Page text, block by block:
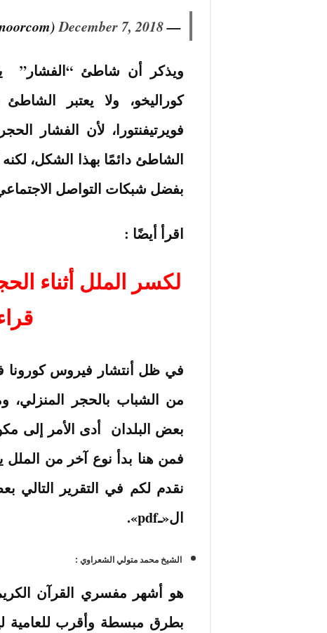
— NoorAldean (@Noonoorcom)
December 7, 2018
ويذكر أن شاطئ “الفشار”
كوراليخو، ولا يعتبر
فويرتيفنتورا، لأن الفشار
الشاطئ دائمًا بهذا الشكل،
بفضل شبكات التواصل
اقرأ أيضًا :
في ظل أنتشار فيروس كورونا في
من الشباب بالحجر
بعض البلدان أدى الأمر إلى
فمن هنا بدأ نوع آخر من الملل
نقدم لكم في التقرير
ال«ـpdf».
الشيخ محمد متولي الشعراوي :
هو أشهر مفسري القرآن
بطرق مبسطة وأقرب للعامية